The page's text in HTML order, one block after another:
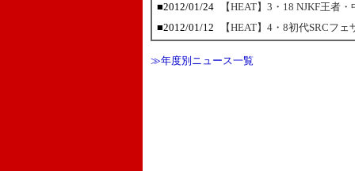
■2012/01/24
【HEAT】3・18 NJKF王者
■2012/01/12
【HEAT】4・8初代SRCフ
≫年度別ニュース一覧